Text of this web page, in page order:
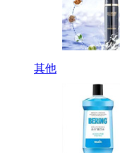
其他